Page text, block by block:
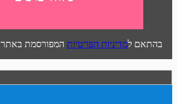
בהתאם למדיניות הפרטיות המפורסמת באתר